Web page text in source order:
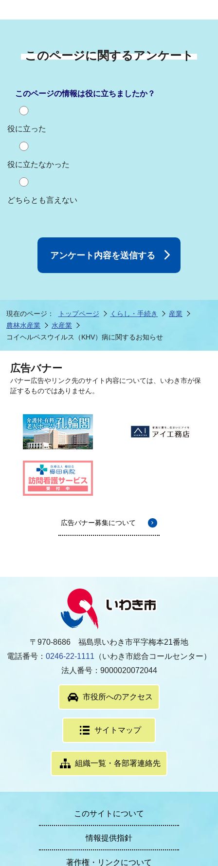
このページに関するアンケート
このページの情報は役に立ちましたか？
役に立った
役に立たなかった
どちらとも言えない
現在のページ： トップページ くらし・手続き
産業
農林水産業
水産業
コイヘルペスウイルス（KHV）病に関するお知らせ
広告バナー
バナー広告やリンク先のサイト内容については、いわき市が保
証するものではありません。
広告バナー募集について
〒970-8686 福島県いわき市平字梅本21番地
電話番号： 0246-22-1111 （いわき市総合コールセンター）
法人番号：9000020072044
市役所へのアクセス
サイトマップ
組織一覧・各部署連絡先
このサイトについて
情報提供指針
著作権・リンクについて